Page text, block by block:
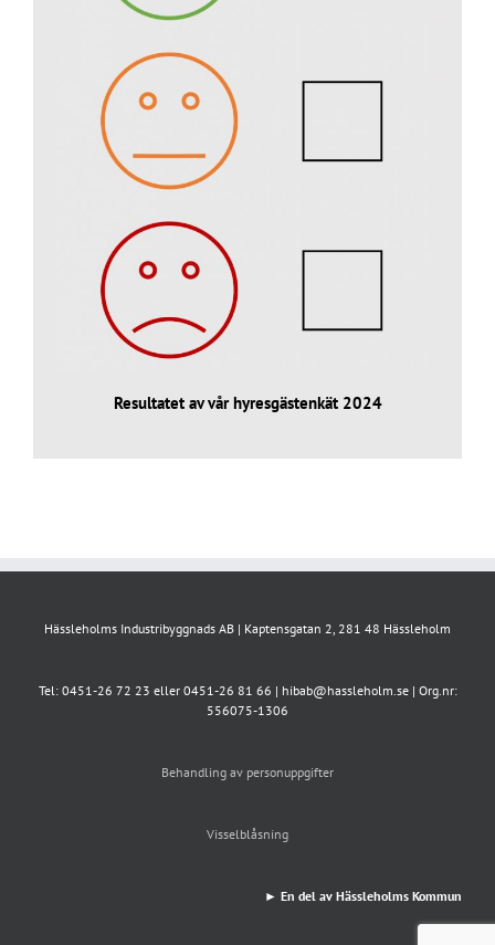
Resultatet av vår hyresgästenkät 2024
Hässleholms Industribyggnads AB | Kaptensgatan 2, 281 48 Hässleholm
Tel: 0451-26 72 23 eller 0451-26 81 66 | hibab@hassleholm.se | Org.nr:
556075-1306
Behandling av personuppgifter
Visselblåsning
► En del av Hässleholms Kommun